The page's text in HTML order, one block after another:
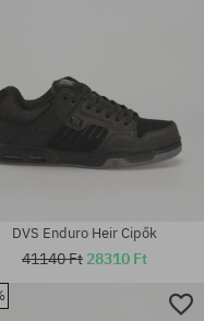
méretek:
38.5; 40; 40.5; 41; 42;
DVS Enduro Heir Cipők
41140 Ft 28310 Ft